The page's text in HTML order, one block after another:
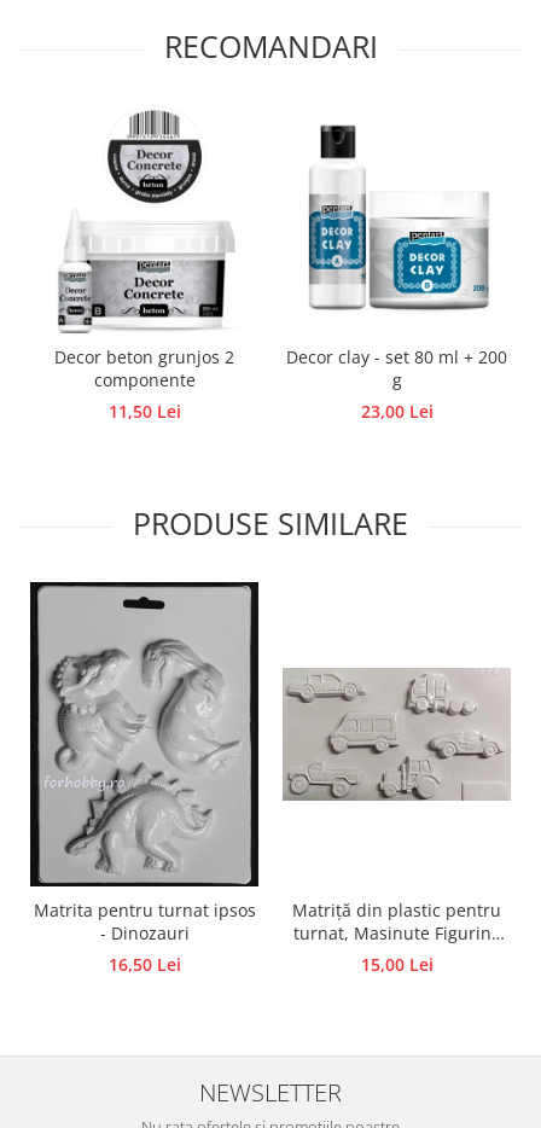
Stampile silicon
Ustensile, aparate
Cutter, trimmer
Perforatoare
Pistoale de lipit
Traforaj, pirogravura
Ustensile
Articole din bumbac
Saculeti
Design cofetarie
Forme pentru turnat ciocolata
Mozaic
Pictura pe fata si corp
Vopsea pentru fata si corp
Accesorii pictura pe fata
Pluta
RECOMANDARI
Decor beton grunjos 2
componente
11,50 Lei
Decor clay - set 80 ml + 200
g
23,00 Lei
PRODUSE SIMILARE
Matrita pentru turnat ipsos
- Dinozauri
16,50 Lei
Matriță din plastic pentru
turnat, Masinute Figurine
din ipsos, praf ceramic,
beton, piatră lichidă sau
15,00 Lei
NEWSLETTER